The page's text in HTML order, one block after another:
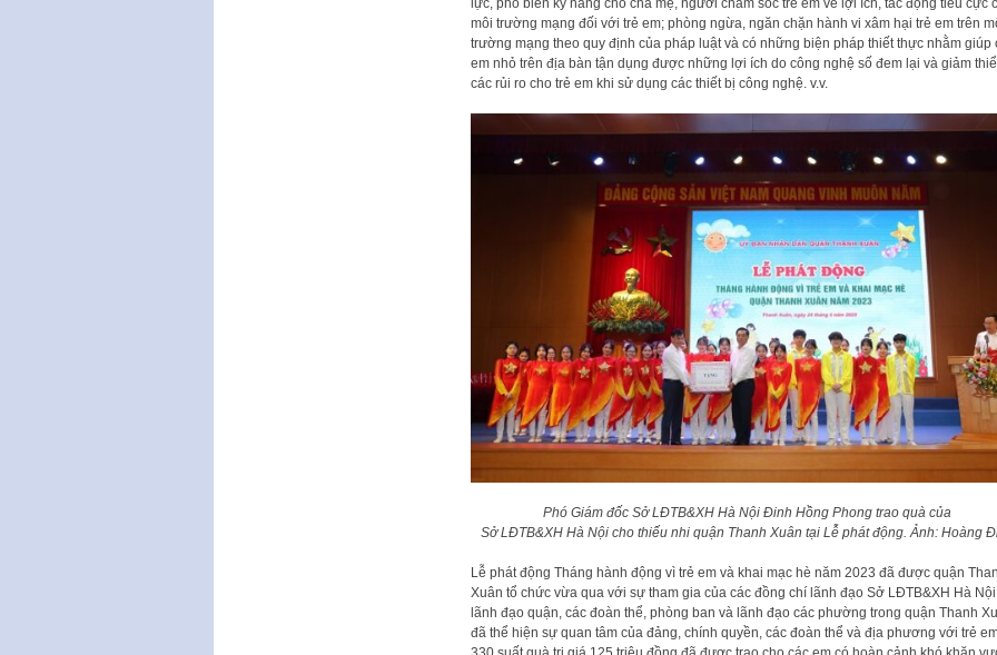
lực, phổ biến kỹ năng cho cha mẹ, người chăm sóc trẻ em về lợi ích, tác động tiêu cực
môi trường mạng đối với trẻ em; phòng ngừa, ngăn chặn hành vi xâm hại trẻ em trên
trường mạng theo quy định của pháp luật và có những biện pháp thiết thực nhằm giúp
em nhỏ trên địa bàn tận dụng được những lợi ích do công nghệ số đem lại và giảm
các rủi ro cho trẻ em khi sử dụng các thiết bị công nghệ. v.v.
Phó Giám đốc Sở LĐTB&XH Hà Nội Đinh Hồng Phong trao quà của
Sở LĐTB&XH Hà Nội cho thiếu nhi quận Thanh Xuân tại Lễ phát động. Ảnh: Hoàng
Lễ phát động Tháng hành động vì trẻ em và khai mạc hè năm 2023 đã được quận
Xuân tổ chức vừa qua với sự tham gia của các đồng chí lãnh đạo Sở LĐTB&XH Hà Nội
lãnh đạo quận, các đoàn thể, phòng ban và lãnh đạo các phường trong quận Thanh
đã thể hiện sự quan tâm của đảng, chính quyền, các đoàn thể và địa phương với trẻ